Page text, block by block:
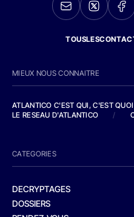
MIEUX NOUS CONNAITRE
ATLANTICO C'EST QUI, C'EST
LE RESEAU D'ATLANTICO
/
CATEGORIES
DECRYPTAGES
DOSSIERS